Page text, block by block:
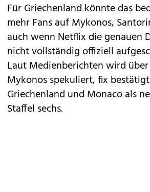
Für Griechenland könnte das
mehr Fans aufMykonos,
auch wenn Netflix die genauen
nicht vollständig offiziell
Laut Medienberichten wird
Mykonos spekuliert, fix
Griechenland und Monaco als
Staffel sechs.